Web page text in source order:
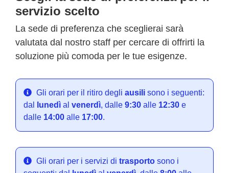
servizio scelto
La sede di preferenza che sceglierai sarà
valutata dal nostro staff per cercare di offrirti la
soluzione più comoda per le tue esigenze.
Gli orari per il ritiro degli ausili sono i seguenti:
dal
lunedì al venerdì, dalle 9:30 alle 12:30 e
dalle 14:00 alle 17:00.
Gli orari per i servizi di trasporto sono i